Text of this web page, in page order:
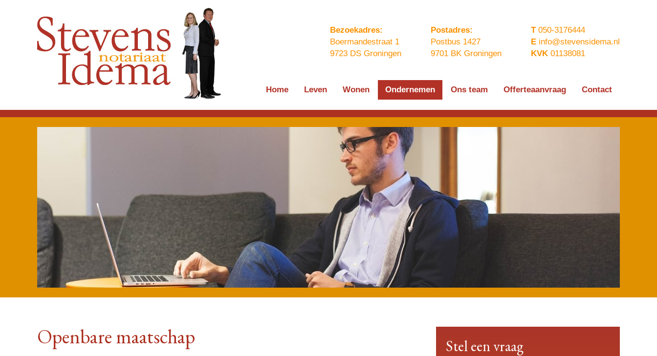
Bezoekadres:
Boermandestraat 1
9723 DS Groningen
Postadres:
Postbus 1427
9701 BK Groningen
T050-3176444
E info@stevensidema.nl
KVK 01138081
Home Leven Wonen Ondernemen Ons team Offerteaanvraag Contact
Openbare maatschap Stel een vraag